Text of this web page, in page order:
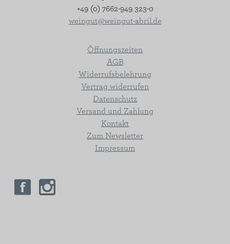
+49 (0) 7662-949 323-0
weingut@weingut-abril.de
Öffnungszeiten
AGB
Widerrufsbelehrung
Vertrag widerrufen
Datenschutz
Versand und Zahlung
Kontakt
Zum Newsletter
Impressum